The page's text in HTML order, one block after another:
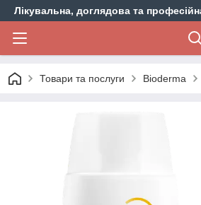
Лікувальна, доглядова та
Товари та послуги Bioderma